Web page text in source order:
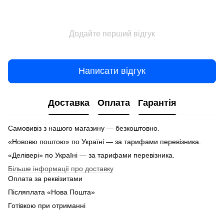
Додайте перший відгук
Написати відгук
Доставка Оплата Гарантія
Самовивіз з нашого магазину — безкоштовно.
«Нововю поштою» по Україні — за тарифами перевізника.
«Делівері» по Україні — за тарифами перевізника.
Більше інформації про доставку
Оплата за реквізитами
Післяплата «Нова Пошта»
Готівкою при отриманні